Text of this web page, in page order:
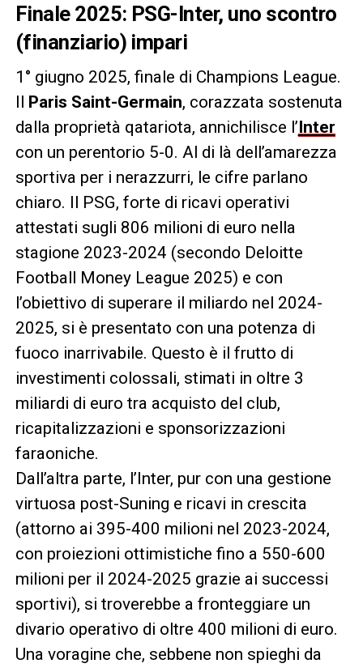
Finale 2025: PSG-Inter, uno scontro
(finanziario) impari
1° giugno 2025, finale di Champions League.
Il Paris Saint-Germain, corazzata sostenuta
dalla proprietà qatariota, annichilisce l’Inter
con un perentorio 5-0. Al di là dell’amarezza
sportiva per i nerazzurri, le cifre parlano
chiaro. Il PSG, forte di ricavi operativi
attestati sugli 806 milioni di euro nella
stagione 2023-2024 (secondo Deloitte
Football Money League 2025) e con
l’obiettivo di superare il miliardo nel 2024-
2025, si è presentato con una potenza di
fuoco inarrivabile. Questo è il frutto di
investimenti colossali, stimati in oltre 3
miliardi di euro tra acquisto del club,
ricapitalizzazioni e sponsorizzazioni
faraoniche.
Dall’altra parte, l’Inter, pur con una gestione
virtuosa post-Suning e ricavi in crescita
(attorno ai 395-400 milioni nel 2023-2024,
con proiezioni ottimistiche fino a 550-600
milioni per il 2024-2025 grazie ai successi
sportivi), si troverebbe a fronteggiare un
divario operativo di oltre 400 milioni di euro.
Una voragine che, sebbene non spieghi da